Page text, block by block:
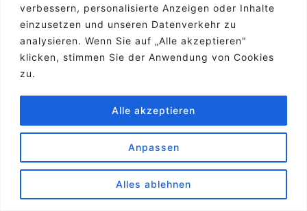
verbessern, personalisierte Anzeigen oder Inhalte
einzusetzen und unseren Datenverkehr zu
analysieren. Wenn Sie auf „Alle akzeptieren"
klicken, stimmen Sie der Anwendung von Cookies
zu.
Anpassen
Alles ablehnen
Alle akzeptieren